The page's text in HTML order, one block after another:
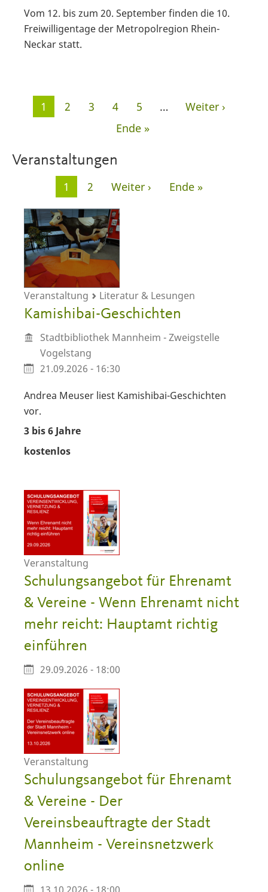
Vom 12. bis zum 20. September finden die 10.
Freiwilligentage der Metropolregion Rhein-
Neckar statt.
Seitennummerierung
Aktuelle
1 Seite
2 Seite
3 Seite
4 Seite
5 …
Nächste
Weiter ›
Letzte
Ende »
Veranstaltungen
Seitennummerierung
Aktuelle
Seite
1 Seite
2
Nächste
Seite
Weiter ›
Letzte
Ende »
Veranstaltung Literatur & Lesungen
Kamishibai-Geschichten
Stadtbibliothek Mannheim - Zweigstelle
Vogelstang
21.09.2026 - 16:30
Andrea Meuser liest Kamishibai-Geschichten
vor.
3 bis 6 Jahre
kostenlos
Veranstaltung
Schulungsangebot für Ehrenamt
& Vereine - Wenn Ehrenamt nicht
mehr reicht: Hauptamt richtig
einführen
29.09.2026 - 18:00
Veranstaltung
Schulungsangebot für Ehrenamt
& Vereine - Der
Vereinsbeauftragte der Stadt
Mannheim - Vereinsnetzwerk
online